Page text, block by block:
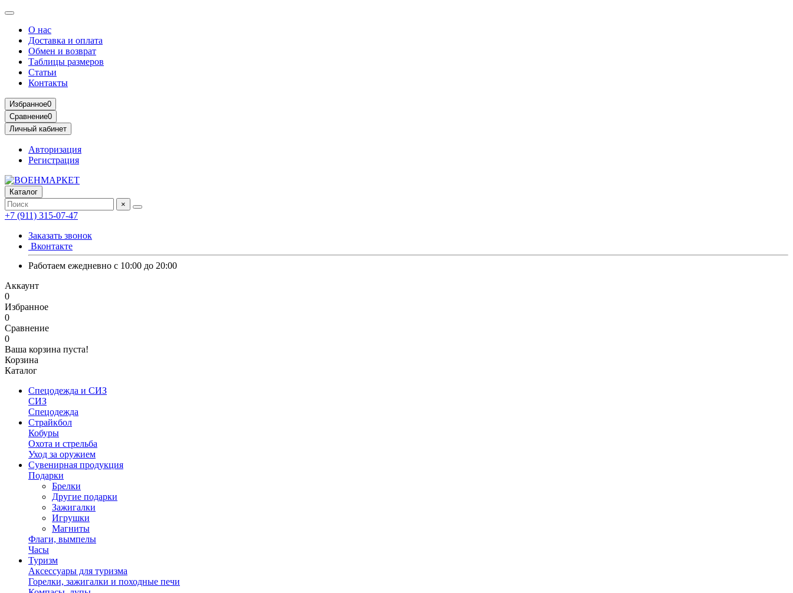
О нас
Доставка и оплата
Обмен и возврат
Таблицы размеров
Статьи
Контакты
Избранное0
Сравнение0
Личный кабинет
Авторизация
Регистрация
Каталог
×
+7 (911) 315-07-47
Заказать звонок
Вконтакте
Работаем ежедневно с 10:00 до 20:00
Аккаунт
0
Избранное
0
Сравнение
0
Ваша корзина пуста!
Корзина
Каталог
Спецодежда и СИЗ
СИЗ
Спецодежда
Страйкбол
Кобуры
Охота и стрельба
Уход за оружием
Сувенирная продукция
Подарки
Брелки
Другие подарки
Зажигалки
Игрушки
Магниты
Флаги, вымпелы
Часы
Туризм
Аксессуары для туризма
Горелки, зажигалки и походные печи